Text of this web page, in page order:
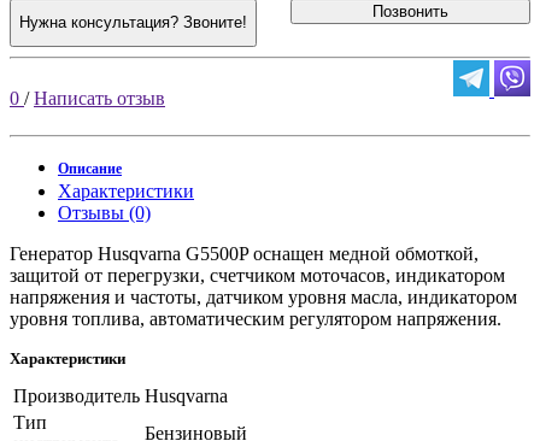
Нужна консультация? Звоните!
Позвонить
0 /Написать отзыв
Описание
Характеристики
Отзывы (0)
Генератор Husqvarna G5500P оснащен медной обмоткой,
защитой от перегрузки, счетчиком моточасов, индикатором
напряжения и частоты, датчиком уровня масла, индикатором
уровня топлива, автоматическим регулятором напряжения.
Характеристики
Производитель Husqvarna
Тип
Бензиновый